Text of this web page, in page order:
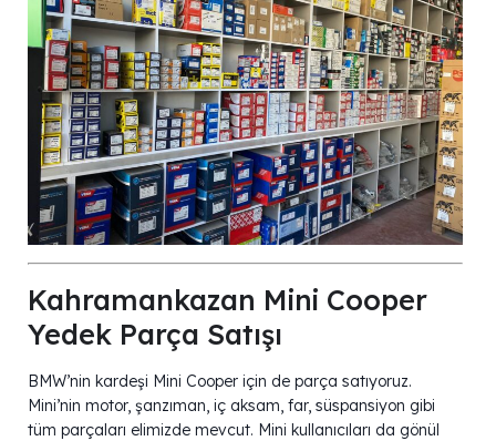
Kahramankazan Mini Cooper
Yedek Parça Satışı
BMW’nin kardeşi Mini Cooper için de parça satıyoruz.
Mini’nin motor, şanzıman, iç aksam, far, süspansiyon gibi
tüm parçaları elimizde mevcut. Mini kullanıcıları da gönül